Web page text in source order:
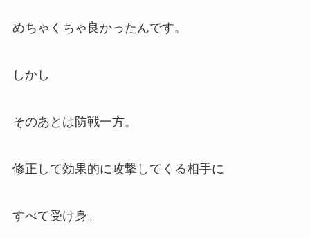
めちゃくちゃ良かったんです。
しかし
そのあとは防戦一方。
修正して効果的に攻撃してくる相手に
すべて受け身。